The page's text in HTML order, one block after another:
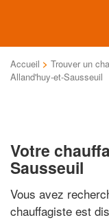
Accueil > Trouver un
Alland'huy-et-Sausseuil
Votre
Sausseuil
Vous avez
chauffagiste est